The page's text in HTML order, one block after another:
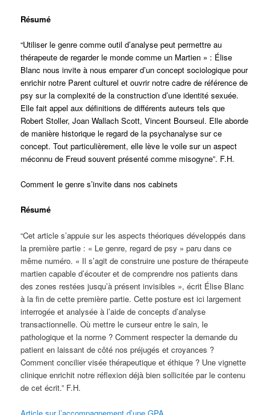
Résumé
“Utiliser le genre comme outil d’analyse peut permettre au
thérapeute de regarder le monde comme un Martien » : Élise
Blanc nous invite à nous emparer d’un concept sociologique pour
enrichir notre Parent culturel et ouvrir notre cadre de référence de
psy sur la complexité de la construction d’une identité sexuée.
Elle fait appel aux définitions de différents auteurs tels que
Robert Stoller, Joan Wallach Scott, Vincent Bourseul. Elle aborde
de manière historique le regard de la psychanalyse sur ce
concept. Tout particulièrement, elle lève le voile sur un aspect
méconnu de Freud souvent présenté comme misogyne”. F.H.
Comment le genre s’invite dans nos cabinets
Résumé
“Cet article s’appuie sur les aspects théoriques développés dans
la première partie : « Le genre, regard de psy » paru dans ce
même numéro. « Il s’agit de construire une posture de thérapeute
martien capable d’écouter et de comprendre nos patients dans
des zones restées jusqu’à présent invisibles », écrit Élise Blanc
à la fin de cette première partie. Cette posture est ici largement
interrogée et analysée à l’aide de concepts d’analyse
transactionnelle. Où mettre le curseur entre le sain, le
pathologique et la norme ? Comment respecter la demande du
patient en laissant de côté nos préjugés et croyances ?
Comment concilier visée thérapeutique et éthique ? Une vignette
clinique enrichit notre réflexion déjà bien sollicitée par le contenu
de cet écrit.” F.H.
Article sur l’accompagnement d’une GPA